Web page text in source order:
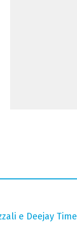
e Deejay Time